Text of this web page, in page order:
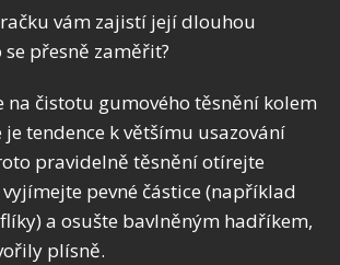
vám zajistí její dlouhou
přesně zaměřit?
na čistotu gumového těsnění kolem
je tendence k většímu usazování
pravidelně těsnění otírejte
pevné částice (například
a osušte bavlněným hadříkem,
plísně.